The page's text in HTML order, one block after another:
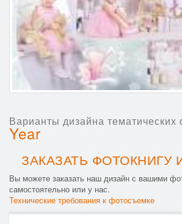
Варианты дизайна тематических
Year
ЗАКАЗАТЬ ФОТОКНИГУ
Вы можете заказать наш дизайн с вашими
самостоятельно или у нас.
Технические требования к фотосъемке